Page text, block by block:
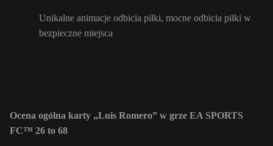
Unikalne animacje odbicia piłki, mocne odbicia piłki w
bezpieczne miejsca
Ocena ogólna karty „Luis Romero” w grze EA SPORTS
FC™ 26 to 68